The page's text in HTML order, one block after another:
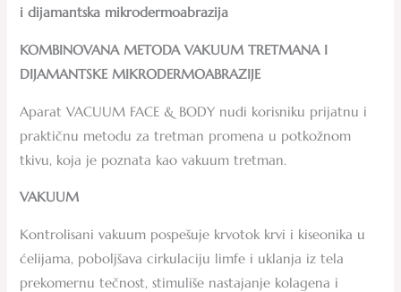
i dijamantska mikrodermoabrazija
KOMBINOVANA METODA VAKUUM TRETMANA I
DIJAMANTSKE MIKRODERMOABRAZIJE
Aparat VACUUM FACE & BODY nudi korisniku prijatnu i
praktičnu metodu za tretman promena u potkožnom
tkivu, koja je poznata kao vakuum tretman.
VAKUUM
Kontrolisani vakuum pospešuje krvotok krvi i kiseonika u
ćelijama, poboljšava cirkulaciju limfe i uklanja iz tela
prekomernu tečnost, stimuliše nastajanje kolagena i